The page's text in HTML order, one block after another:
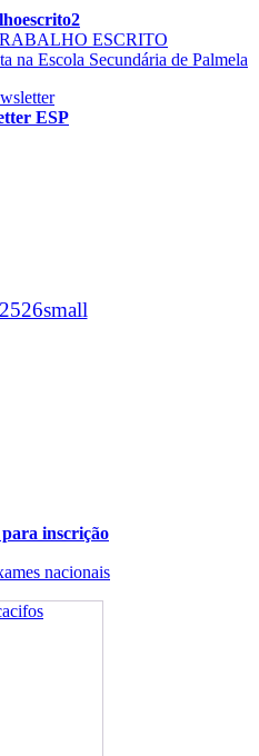
ESCRITO
na Escola Secundária de Palmela
ESP
inscrição